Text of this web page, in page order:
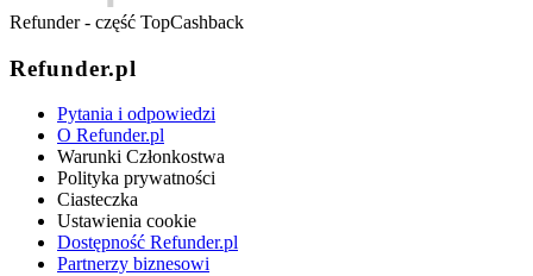
Refunder - część TopCashback
Refunder.pl
Pytania i odpowiedzi
O Refunder.pl
Warunki Członkostwa
Polityka prywatności
Ciasteczka
Ustawienia cookie
Dostępność Refunder.pl
Partnerzy biznesowi